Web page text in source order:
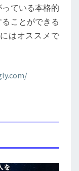
ている本格的
ことができる
はオススメで